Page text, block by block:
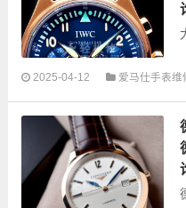
2025-04-12 爱马仕手表维